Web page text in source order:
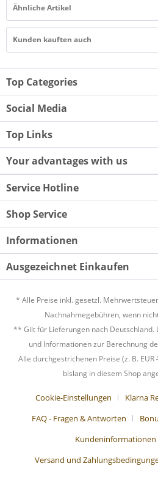
Ähnliche Artikel
Kunden kauften auch
Top Categories
Social Media
Top Links
Your advantages with us
Service Hotline
Shop Service
Informationen
Ausgezeichnet Einkaufen
* Alle Preise inkl. gesetzl.
Nachnahmegebühren, wenn
** Gilt für Lieferungen nach Deutschland.
und Informationen zur Berechnung
Alle durchgestrichenen Preise (z. B. EUR
bislang in diesem Shop
Cookie-Einstellungen Klarna
FAQ - Fragen & Antworten
Kundeninformationen
Versand und